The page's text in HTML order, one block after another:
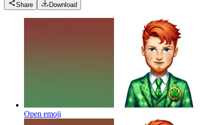
Share Download
Open emoji